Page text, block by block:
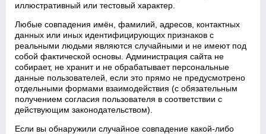
иллюстративный или тестовый характер.
Любые совпадения имён, фамилий, адресов, контактных
данных или иных идентифицирующих признаков с
реальными людьми являются случайными и не имеют под
собой фактической основы. Администрация сайта не
собирает, не хранит и не обрабатывает персональные
данные пользователей, если это прямо не предусмотрено
отдельными формами взаимодействия (с обязательным
получением согласия пользователя в соответствии с
действующим законодательством).
Если вы обнаружили случайное совпадение какой‑либо